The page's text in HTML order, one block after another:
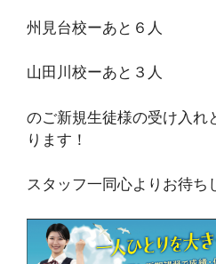
州見台校ーあと６人
山田川校ーあと３人
のご新規生徒様の受け入れ
ります！
スタッフ一同心よりお待ち